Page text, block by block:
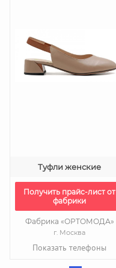
Туфли женские
Получить прайс-лист от
фабрики
Фабрика «ОРТОМОДА»
г. Москва
Показать телефоны